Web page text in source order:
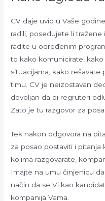
CV daje uvid u Vaše
radili, posedujete li
radite u određenim
to kako komunicirate,
situacijama, kako
timu. CV je neizostavan
dovoljan da bi regruteri
Zato je tu razgovor za
Tek nakon odgovora na
za posao postaviti i pitanja
kojima razgovarate,
Imajte na umu činjenicu
način da se Vi kao
kompanija Vama.